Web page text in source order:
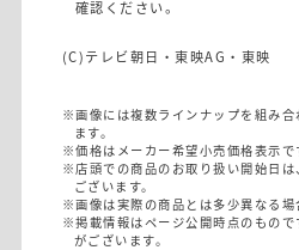
確認ください。
(C)テレビ朝日・東映AG・東映
※画像には複数ラインナップを組み
ます。
※価格はメーカー希望小売価格表示で
※店頭での商品のお取り扱い開始日は
ございます。
※画像は実際の商品とは多少異なる場
※掲載情報はページ公開時点のもので
がございます。